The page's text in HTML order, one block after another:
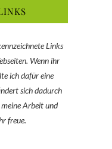
Links
Wenn ihr
ich dafür eine
sich dadurch
Arbeit und
freue.